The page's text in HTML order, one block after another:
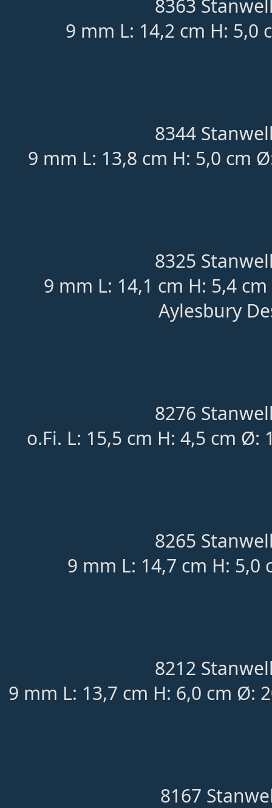
8363
9 mm L: 14,2 cm H: 5,0
8344
9 mm L: 13,8 cm H: 5,0 cm
8325
9 mm L: 14,1 cm H: 5,4
Aylesbury
8276
o.Fi. L: 15,5 cm H: 4,5 cm Ø:
8265
9 mm L: 14,7 cm H: 5,0
8212
9 mm L: 13,7 cm H: 6,0 cm Ø:
8167